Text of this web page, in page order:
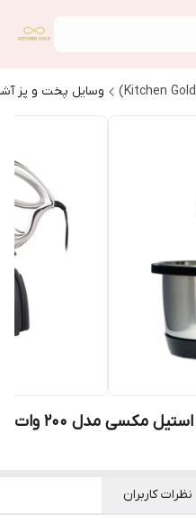
وسایل پخت و پز
مکسی مدل 200 وات
نظرات کاربران